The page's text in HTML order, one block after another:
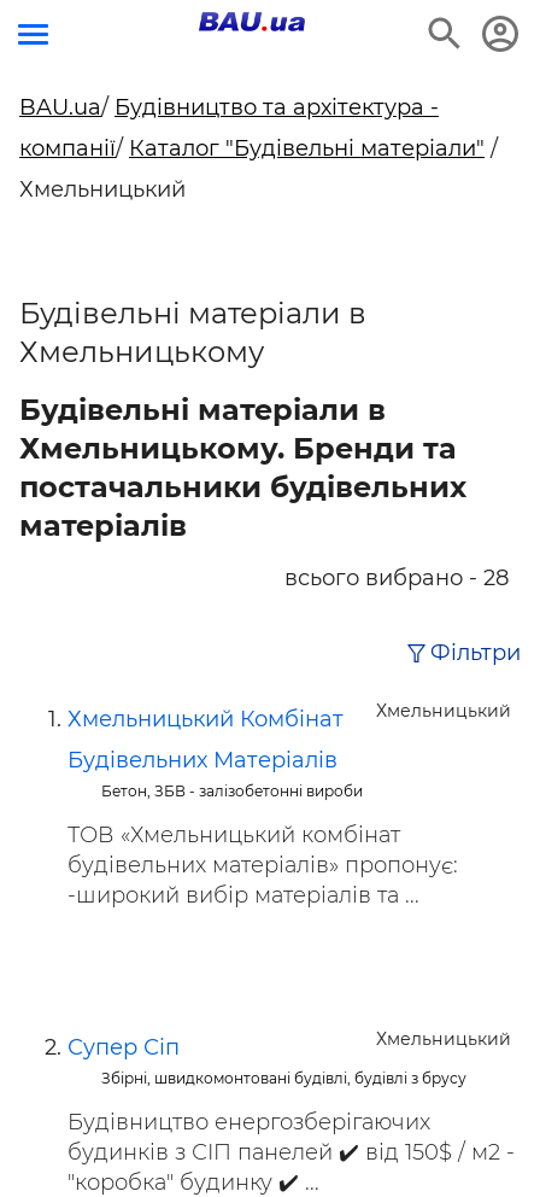
BAU.ua/ Будівництво та архітектура -
компанії/ Каталог "Будівельні матеріали" /
Хмельницький
Будівельні матеріали в
Хмельницькому
Будівельні матеріали в
Хмельницькому. Бренди та
постачальники будівельних
матеріалів
всього вибрано - 28
Фільтри
Хмельницький
Хмельницький Комбінат
Будівельних Матеріалів
Бетон, ЗБВ - залізобетонні вироби
ТОВ «Хмельницький комбінат
будівельних матеріалів» пропонує:
-широкий вибір матеріалів та ...
Хмельницький
Супер Сіп
Збірні, швидкомонтовані будівлі, будівлі з брусу
Будівництво енергозберігаючих
будинків з СІП панелей ✔️ від 150$ / м2 -
"коробка" будинку ✔️ ...